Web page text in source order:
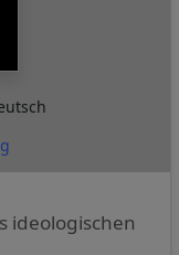
ideologischen